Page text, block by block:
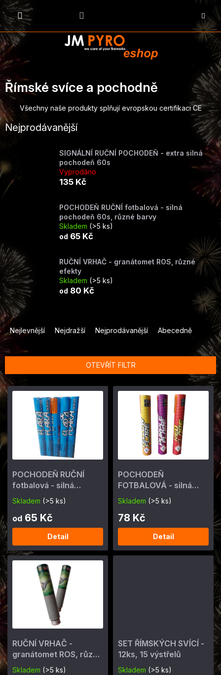
Přejít
na
obsah
KOŠÍK
Římské svíce a pochodně
Všechny naše produkty splňují evropskou certifikaci CE
Nejprodávanější
SIGNÁLNÍ RUČNÍ POCHODEŇ - extra silná
pochodeň 60s
Vyprodáno
135 Kč
POCHODEŇ RUČNÍ fotbalová - silná
pochodeň 60s, různé barvy
Skladem (>5 ks)
od 65 Kč
RUČNÍ VRHAČ - granátomet ROS, různé
efekty
Skladem (>5 ks)
od 80 Kč
Ř
a
z
e
í
p
r
o
k
t
ů
Nejlevnější Nejdražší Nejprodávanější Abecedně
OTEVŘÍT FILTR
V
ý
s
p
o
POCHODEŇ RUČNÍ
fotbalová - silná
pochodeň 60s, různé
barvy
Skladem (>5 ks)
od 65 Kč
Detail
POCHODEŇ
FOTBALOVÁ - silná
pochodeň 45s
Skladem (>5 ks)
78 Kč
Detail
RUČNÍ VRHAČ -
granátomet ROS, různé
efekty
Skladem (>5 ks)
SET ŘÍMSKÝCH SVÍCÍ -
12ks, 15 výstřelů
Skladem (>5 ks)